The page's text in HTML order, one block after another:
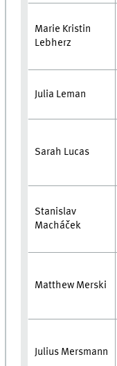
Marie Kristin
Lebherz
Julia Leman
Sarah Lucas
Stanislav
Macháček
Matthew Merski
Julius Mersmann